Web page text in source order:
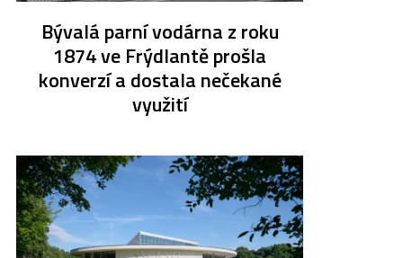
Bývalá parní vodárna z roku
1874 ve Frýdlantě prošla
konverzí a dostala nečekané
využití